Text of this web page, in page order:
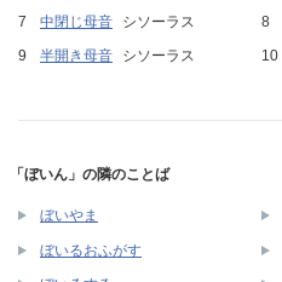
中閉じ母音
シソーラス
半開き母音
シソーラス
「ぼいん」の隣のことば
ぼいやま
ぼいるおふがす